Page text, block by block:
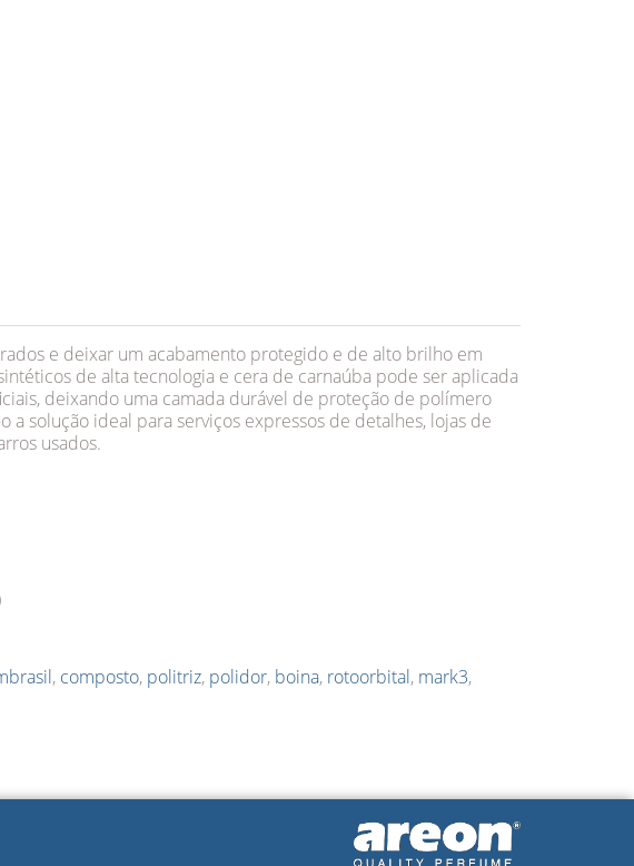
e deixar um acabamento protegido e de alto brilho em
de alta tecnologia e cera de carnaúba pode ser aplicada
deixando uma camada durável de proteção de polímero
solução ideal para serviços expressos de detalhes, lojas de
usados.
, composto, politriz, polidor, boina, rotoorbital, mark3,